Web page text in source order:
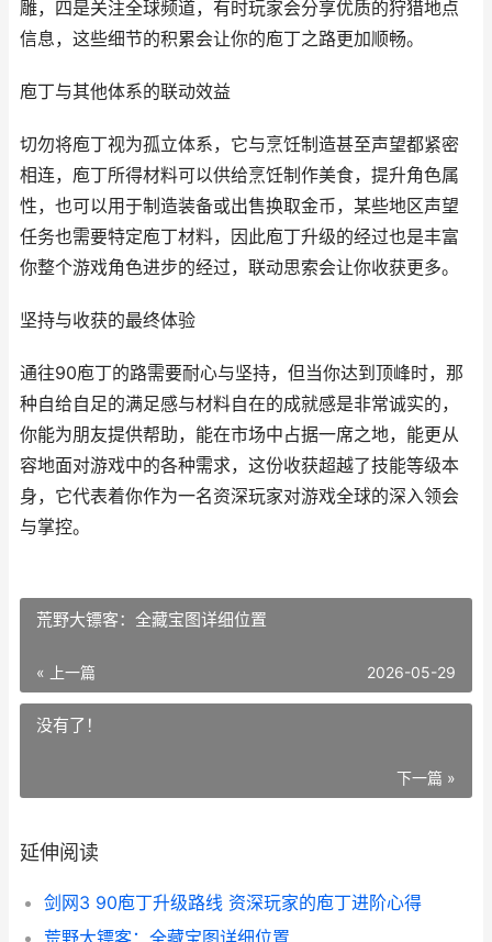
雕，四是关注全球频道，有时玩家会分享优质的狩猎地点
信息，这些细节的积累会让你的庖丁之路更加顺畅。
庖丁与其他体系的联动效益
切勿将庖丁视为孤立体系，它与烹饪制造甚至声望都紧密
相连，庖丁所得材料可以供给烹饪制作美食，提升角色属
性，也可以用于制造装备或出售换取金币，某些地区声望
任务也需要特定庖丁材料，因此庖丁升级的经过也是丰富
你整个游戏角色进步的经过，联动思索会让你收获更多。
坚持与收获的最终体验
通往90庖丁的路需要耐心与坚持，但当你达到顶峰时，那
种自给自足的满足感与材料自在的成就感是非常诚实的，
你能为朋友提供帮助，能在市场中占据一席之地，能更从
容地面对游戏中的各种需求，这份收获超越了技能等级本
身，它代表着你作为一名资深玩家对游戏全球的深入领会
与掌控。
荒野大镖客：全藏宝图详细位置
« 上一篇 2026-05-29
没有了！
下一篇 »
延伸阅读
剑网3 90庖丁升级路线 资深玩家的庖丁进阶心得
荒野大镖客：全藏宝图详细位置